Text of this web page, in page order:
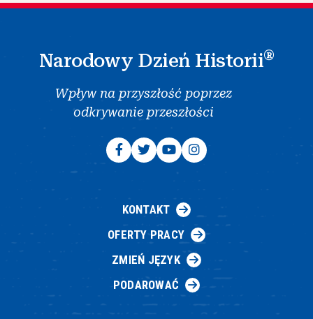
Narodowy Dzień Historii®
Wpływ na przyszłość poprzez
odkrywanie przeszłości
KONTAKT
OFERTY PRACY
ZMIEŃ JĘZYK
PODAROWAĆ